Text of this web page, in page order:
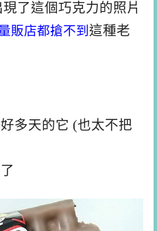
了這個巧克力的照片
販店都搶不到 這種老
多天的它 (也太不把